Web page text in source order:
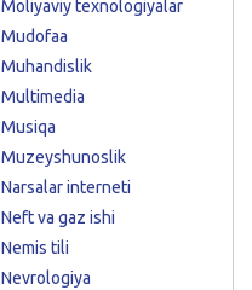
Moliyaviy texnologiyalar
Mudofaa
Muhandislik
Multimedia
Musiqa
Muzeyshunoslik
Narsalar interneti
Neft va gaz ishi
Nemis tili
Nevrologiya